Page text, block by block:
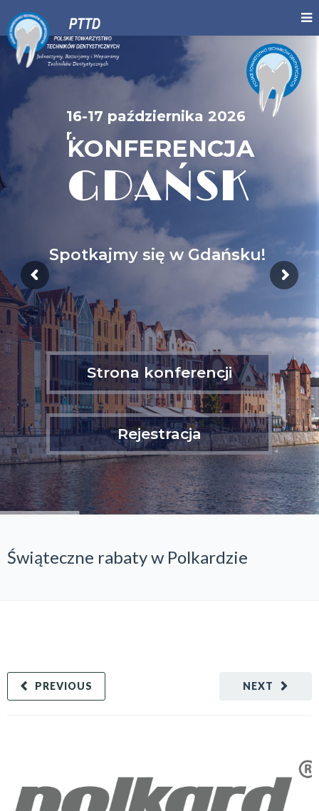
KONFERENCJA
GDAŃSK
16-17 października 2026
r.
Spotkajmy się w Gdańsku!
Strona konferencji
Rejestracja
Świąteczne rabaty w Polkardzie
NEXT
PREVIOUS